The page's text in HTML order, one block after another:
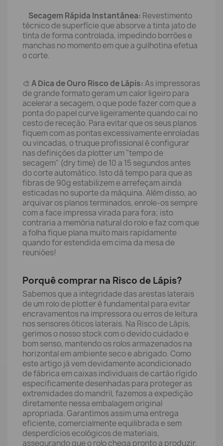
Secagem Rápida Instantânea: Revestimento
técnico de superfície que absorve a tinta jato de
tinta de forma controlada, impedindo borrões e
manchas no momento em que a guilhotina efetua
o corte.
🎨 A Dica de Ouro Risco de Lápis:As impressoras
de grande formato geram um calor ligeiro para
acelerar a secagem, o que pode fazer com que a
ponta do papel curve ligeiramente quando cai no
cesto de receção. Para evitar que os seus planos
fiquem com as pontas excessivamente enroladas
ou vincadas, o truque profissional é configurar
nas definições da plotter um "tempo de
secagem" (dry time) de 10 a 15 segundos antes
do corte automático. Isto dá tempo para que as
fibras de 90g estabilizem e arrefeçam ainda
esticadas no suporte da máquina. Além disso, ao
arquivar os planos terminados, enrole-os sempre
com a face impressa virada para fora; isto
contraria a memória natural do rolo e faz com que
a folha fique plana muito mais rapidamente
quando for estendida em cima da mesa de
reuniões!
Porquê comprar na Risco de Lápis?
Sabemos que a integridade das arestas laterais
de um rolo de plotter é fundamental para evitar
encravamentos na impressora ou erros de leitura
nos sensores óticos laterais. Na Risco de Lápis,
gerimos o nosso stock com o devido cuidado e
bom senso, mantendo os rolos armazenados na
horizontal em ambiente seco e abrigado. Como
este artigo já vem devidamente acondicionado
de fábrica em caixas individuais de cartão rígido
especificamente desenhadas para proteger as
extremidades do mandril, fazemos a expedição
diretamente nessa embalagem original
apropriada. Garantimos assim uma entrega
eficiente, comercialmente equilibrada e sem
desperdícios ecológicos de materiais,
assegurando que o rolo chega pronto a produzir.